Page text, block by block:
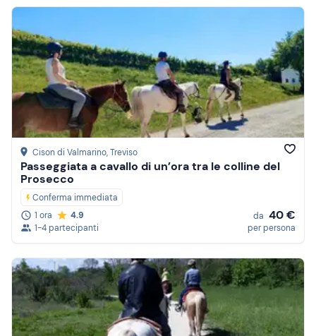
Cison di Valmarino, Treviso
Passeggiata a cavallo di un’ora tra le colline del
Prosecco
Conferma immediata
1 ora
4.9
1-4 partecipanti
da 40 €
per persona